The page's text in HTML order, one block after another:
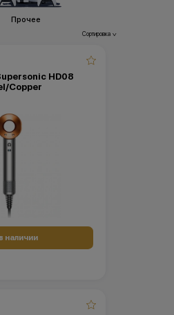
Прочее
Сортировка >
HD08
Copper
наличии